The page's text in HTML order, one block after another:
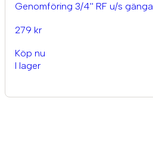
Genomföring 3/4'' RF u/s gänga
279 kr
Köp nu
I lager